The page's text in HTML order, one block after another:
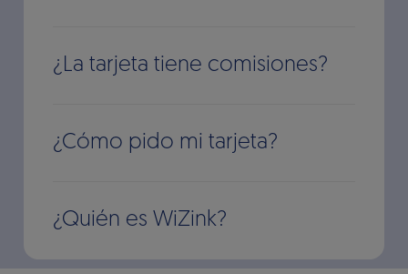
¿La tarjeta tiene comisiones?
¿Cómo pido mi tarjeta?
¿Quién es WiZink?